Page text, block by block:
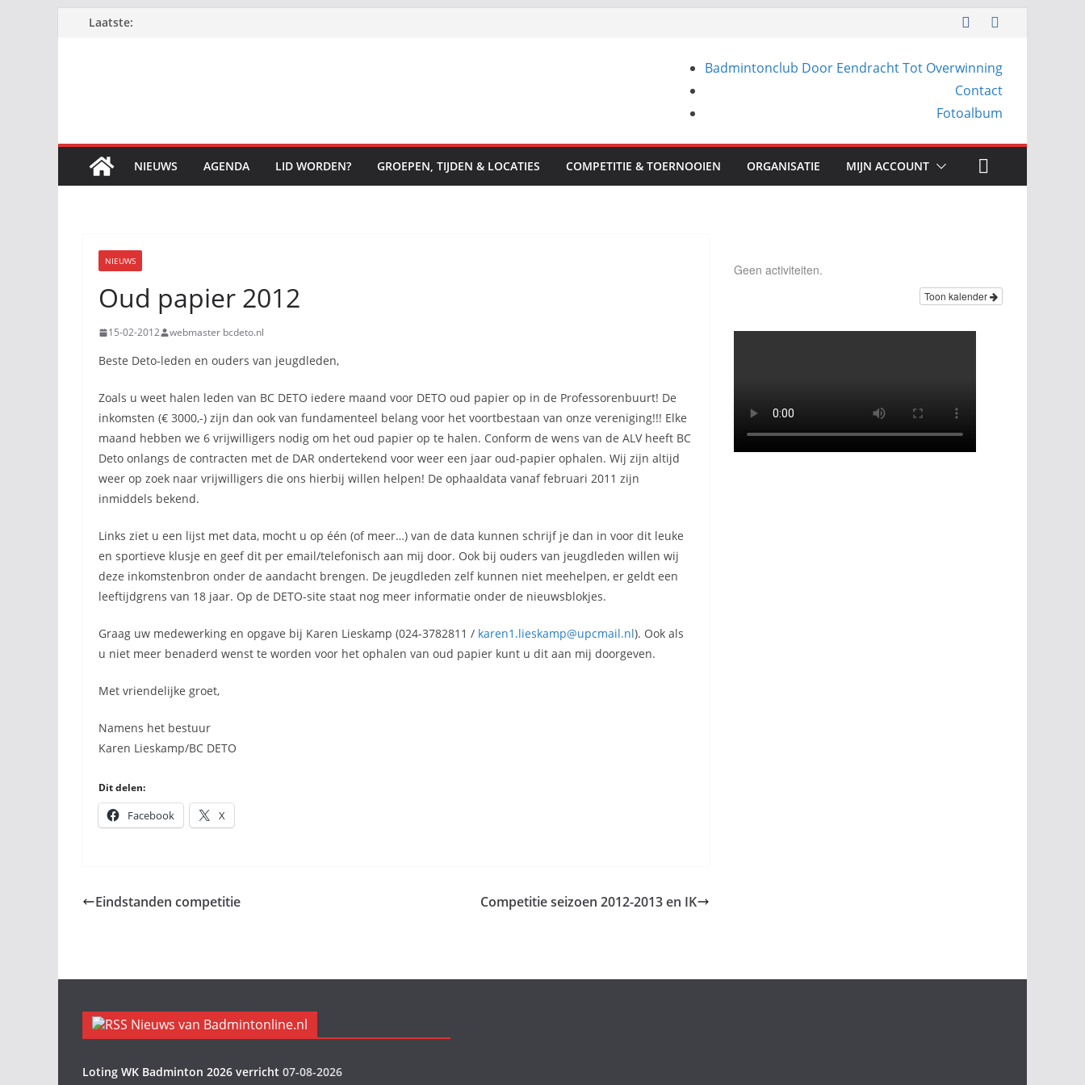
Laatste:
Badmintonclub Door Eendracht Tot Overwinning
Contact
Fotoalbum
NIEUWS AGENDA LID WORDEN? GROEPEN, TIJDEN & LOCATIES COMPETITIE & TOERNOOIEN ORGANISATIE MIJN ACCOUNT
NIEUWS
Oud papier 2012
15-02-2012 webmaster bcdeto.nl
Beste Deto-leden en ouders van jeugdleden,
Zoals u weet halen leden van BC DETO iedere maand voor DETO oud papier op in de Professorenbuurt! De
inkomsten (€ 3000,-) zijn dan ook van fundamenteel belang voor het voortbestaan van onze vereniging!!! Elke
maand hebben we 6 vrijwilligers nodig om het oud papier op te halen. Conform de wens van de ALV heeft BC
Deto onlangs de contracten met de DAR ondertekend voor weer een jaar oud-papier ophalen. Wij zijn altijd
weer op zoek naar vrijwilligers die ons hierbij willen helpen! De ophaaldata vanaf februari 2011 zijn
inmiddels bekend.
Links ziet u een lijst met data, mocht u op één (of meer…) van de data kunnen schrijf je dan in voor dit leuke
en sportieve klusje en geef dit per email/telefonisch aan mij door. Ook bij ouders van jeugdleden willen wij
deze inkomstenbron onder de aandacht brengen. De jeugdleden zelf kunnen niet meehelpen, er geldt een
leeftijdgrens van 18 jaar. Op de DETO-site staat nog meer informatie onder de nieuwsblokjes.
Graag uw medewerking en opgave bij Karen Lieskamp (024-3782811 / karen1.lieskamp@upcmail.nl). Ook als
u niet meer benaderd wenst te worden voor het ophalen van oud papier kunt u dit aan mij doorgeven.
Met vriendelijke groet,
Namens het bestuur
Karen Lieskamp/BC DETO
Dit delen:
Facebook X
Eindstanden competitie Competitie seizoen 2012-2013 en IK
Geen activiteiten.
Toon kalender
Nieuws van Badmintonline.nl
Loting WK Badminton 2026 verricht 07-08-2026